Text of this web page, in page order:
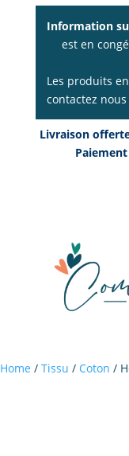
Information
est en
Les produits
contactez
Livraison
Home / Tissu / Coton /